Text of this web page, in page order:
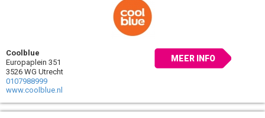
Coolblue
Europaplein 351
3526 WG Utrecht
0107988999
www.coolblue.nl
MEER INFO